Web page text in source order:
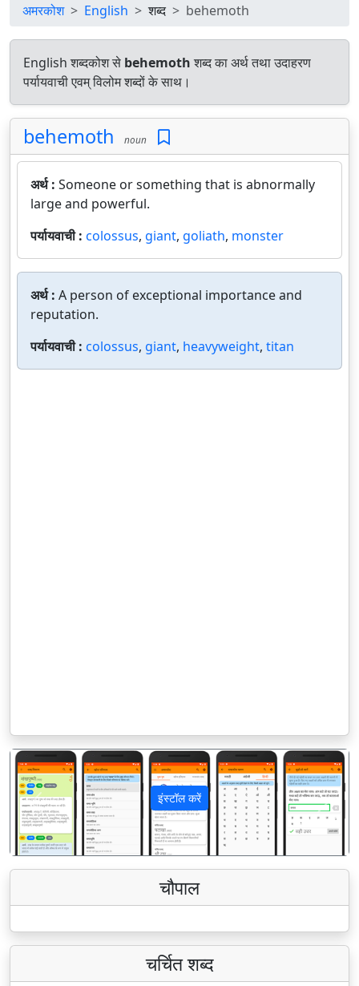
अमरकोश English शब्द behemoth
English शब्दकोश से behemothशब्द का अर्थ तथा उदाहरण
पर्यायवाची एवम् विलोम शब्दों के साथ।
behemoth noun
अर्थ : Someone or something that is abnormally
large and powerful.
पर्यायवाची : colossus, giant, goliath, monster
अर्थ : A person of exceptional importance and
reputation.
पर्यायवाची : colossus, giant, heavyweight, titan
इंस्टॉल करें
पिछला अगला
चौपाल
चर्चित शब्द